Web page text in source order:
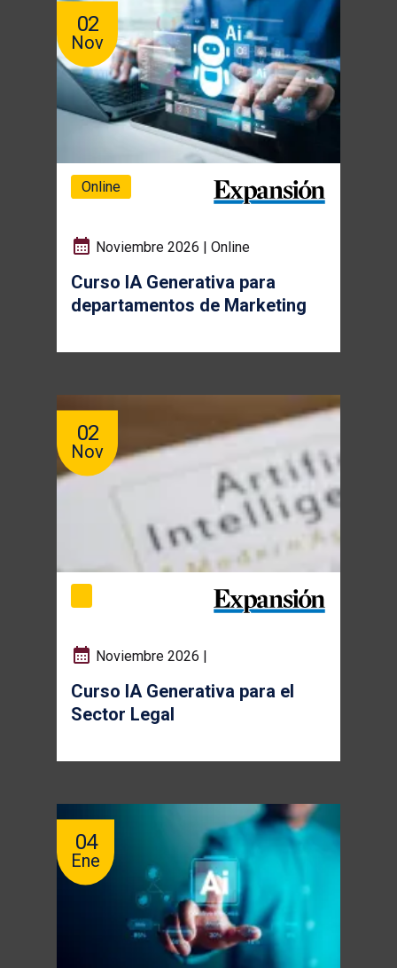
02
Nov
Online
Noviembre 2026 | Online
Curso IA Generativa para
departamentos de Marketing
02
Nov
Noviembre 2026 |
Curso IA Generativa para el
Sector Legal
04
Ene